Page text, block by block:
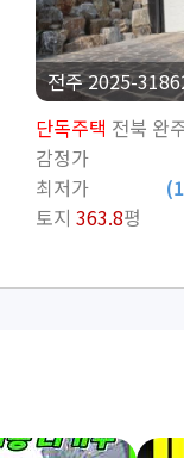
전주 2025-
단독주택 전북 완
감정가
최저가
토지363.8평